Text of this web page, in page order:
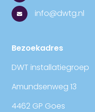
info@dwtg.nl
Bezoekadres
DWT installatiegroep
Amundsenweg 13
4462 GP Goes